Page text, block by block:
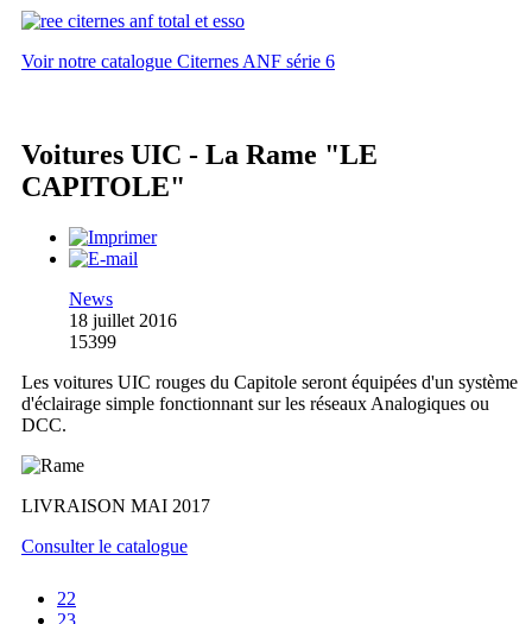
Voir notre catalogue Citernes ANF série 6
Voitures UIC - La Rame "LE
CAPITOLE"
News
18 juillet 2016
15399
Les voitures UIC rouges du Capitole seront équipées d'un système
d'éclairage simple fonctionnant sur les réseaux Analogiques ou
DCC.
LIVRAISON MAI 2017
Consulter le catalogue
22